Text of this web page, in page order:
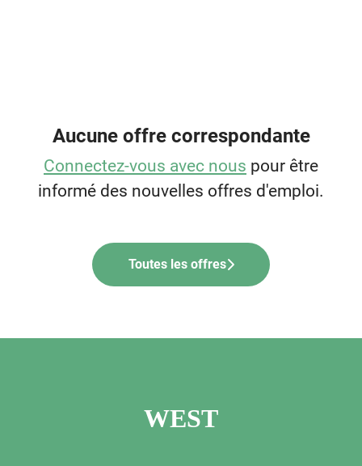
Aucune offre correspondante
Connectez-vous avec nous pour être
informé des nouvelles offres d'emploi.
Toutes les offres
WEST